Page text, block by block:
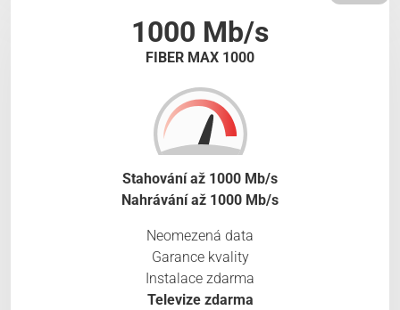
1000 Mb/s
FIBER MAX 1000
Stahování až 1000 Mb/s
Nahrávání až 1000 Mb/s
Neomezená data
Garance kvality
Instalace zdarma
Televize zdarma